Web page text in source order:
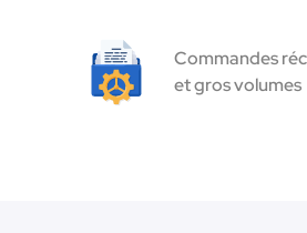
Commandes
et gros volumes